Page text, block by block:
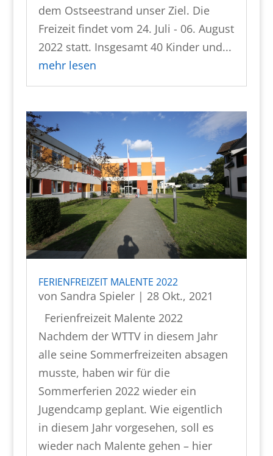
dem Ostseestrand unser Ziel. Die
Freizeit findet vom 24. Juli - 06. August
2022 statt. Insgesamt 40 Kinder und...
mehr lesen
FERIENFREIZEIT MALENTE 2022
von Sandra Spieler| 28 Okt., 2021
Ferienfreizeit Malente 2022
Nachdem der WTTV in diesem Jahr
alle seine Sommerfreizeiten absagen
musste, haben wir für die
Sommerferien 2022 wieder ein
Jugendcamp geplant. Wie eigentlich
in diesem Jahr vorgesehen, soll es
wieder nach Malente gehen – hier